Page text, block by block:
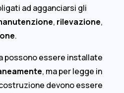
ad agganciarsi gli
, rilevazione,
.
possono essere installate
, ma per legge in
devono essere